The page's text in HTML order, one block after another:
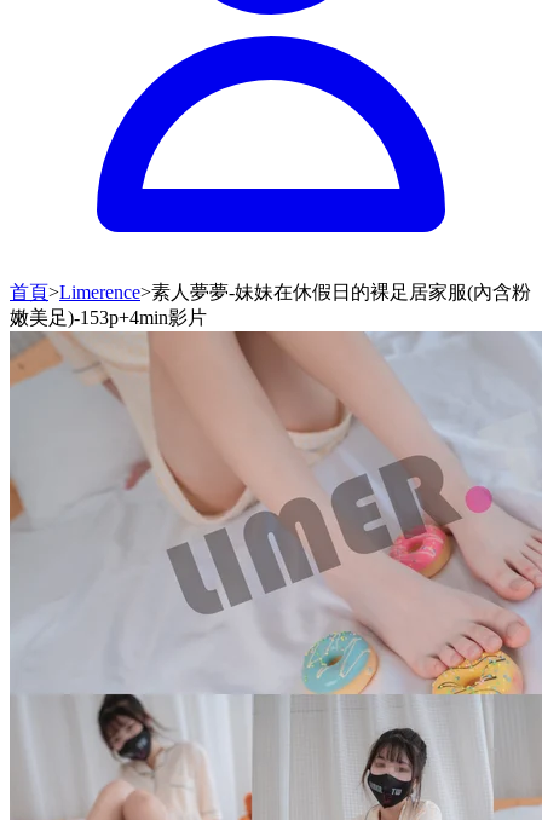
首頁>Limerence>素人夢夢-妹妹在休假日的裸足居家服(內含粉
嫩美足)-153p+4min影片